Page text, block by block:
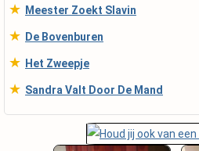
★ Meester Zoekt Slavin
★ De Bovenburen
★ Het Zweepje
★ Sandra Valt Door De Mand